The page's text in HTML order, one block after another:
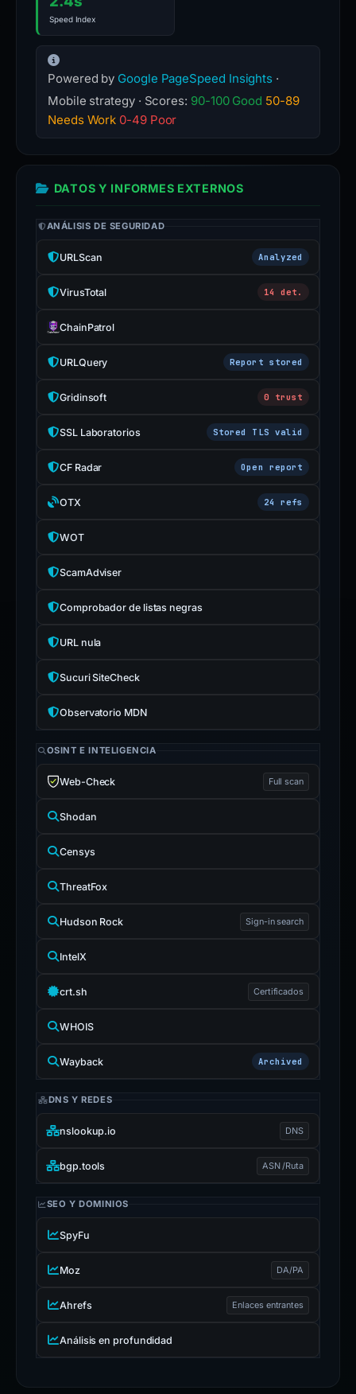
Speed Index
Powered by Google PageSpeed Insights ·
Mobile strategy · Scores: 90-100 Good 50-89
Needs Work 0-49 Poor
DATOS Y INFORMES EXTERNOS
ANÁLISIS DE SEGURIDAD
URLScan Analyzed
VirusTotal 14 det.
ChainPatrol
URLQuery Report stored
Gridinsoft 0 trust
SSL Laboratorios Stored TLS valid
CF Radar Open report
OTX 24 refs
WOT
ScamAdviser
Comprobador de listas negras
URL nula
Sucuri SiteCheck
Observatorio MDN
OSINT E INTELIGENCIA
Web-Check Full scan
Shodan
Censys
ThreatFox
Hudson Rock Sign-in search
IntelX
crt.sh Certificados
WHOIS
Wayback Archived
DNS Y REDES
nslookup.io DNS
bgp.tools ASN /Ruta
SEO Y DOMINIOS
SpyFu
Moz DA/PA
Ahrefs Enlaces entrantes
Análisis en profundidad